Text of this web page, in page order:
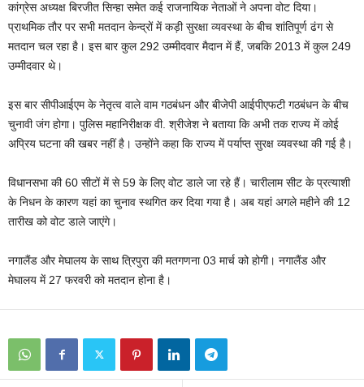
कांग्रेस अध्यक्ष बिरजीत सिन्हा समेत कई राजनायिक नेताओं ने अपना वोट दिया।
प्राथमिक तौर पर सभी मतदान केन्द्रों में कड़ी सुरक्षा व्यवस्था के बीच शांतिपूर्ण ढंग से
मतदान चल रहा है। इस बार कुल 292 उम्मीदवार मैदान में हैं, जबकि 2013 में कुल 249
उम्मीदवार थे।
इस बार सीपीआईएम के नेतृत्व वाले वाम गठबंधन और बीजेपी आईपीएफटी गठबंधन के बीच
चुनावी जंग होगा। पुलिस महानिरीक्षक वी. श्रीजेश ने बताया कि अभी तक राज्य में कोई
अप्रिय घटना की खबर नहीं है। उन्होंने कहा कि राज्य में पर्याप्त सुरक्ष व्यवस्था की गई है।
विधानसभा की 60 सीटों में से 59 के लिए वोट डाले जा रहे हैं। चारीलाम सीट के प्रत्याशी
के निधन के कारण यहां का चुनाव स्थगित कर दिया गया है। अब यहां अगले महीने की 12
तारीख को वोट डाले जाएंगे।
नगालैंड और मेघालय के साथ त्रिपुरा की मतगणना 03 मार्च को होगी। नगालैंड और
मेघालय में 27 फरवरी को मतदान होना है।